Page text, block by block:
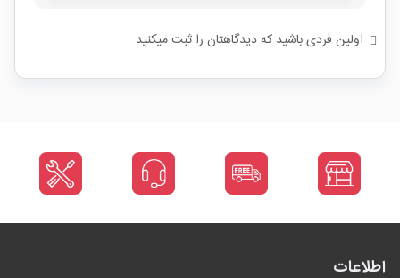
اولین فردی باشید که دیدگاهتان را ثبت میکنید
اطلاعات